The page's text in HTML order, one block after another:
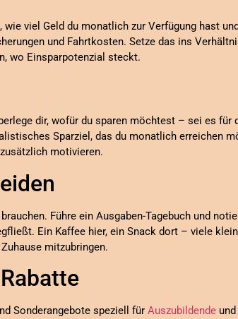
viel Geld du monatlich zur Verfügung hast
und Fahrtkosten. Setze das ins
wo Einsparpotenzial steckt.
dir, wofür du sparen möchtest – sei es für
Sparziel, das du monatlich erreichen
motivieren.
Führe ein Ausgaben-Tagebuch und
Ein Kaffee hier, ein Snack dort – viele
mitzubringen.
Sonderangebote speziell für Auszubildende